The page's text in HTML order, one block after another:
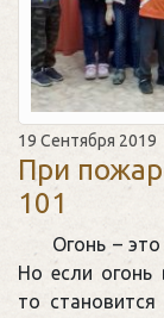
19 Сентября 2019
При
101
Огонь –
Но если огонь
то